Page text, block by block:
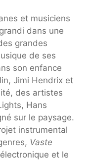
et musiciens
dans une
grandes
de ses
son enfance
Jimi Hendrix et
des artistes
Hans
sur le paysage.
instrumental
Vaste
et le